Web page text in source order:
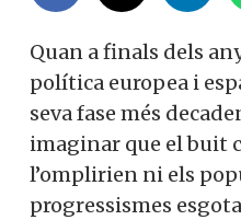
Quan a finals dels
política europea i
seva fase més
imaginar que el buit
l’omplirien ni els
progressismes